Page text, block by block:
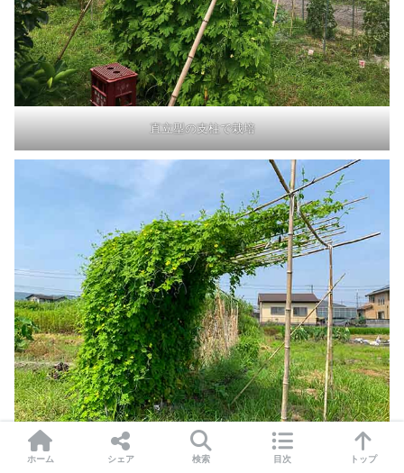
直立型の支柱で栽培
つる棚での栽培
ホーム シェア 検索 目次 トップ